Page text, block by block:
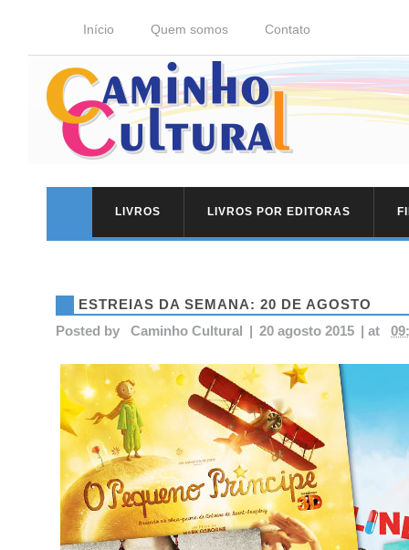
Início Quem somos Contato
LIVROS LIVROS POR EDITORAS
ESTREIAS DA SEMANA: 20 DE AGOSTO
Posted by
Caminho Cultural | 20 agosto 2015 | at